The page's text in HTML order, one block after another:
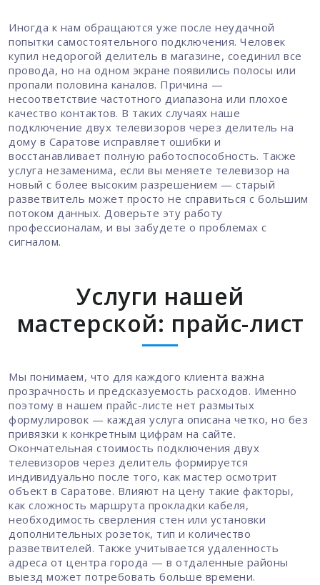
Иногда к нам обращаются уже после неудачной
попытки самостоятельного подключения. Человек
купил недорогой делитель в магазине, соединил все
провода, но на одном экране появились полосы или
пропали половина каналов. Причина —
несоответствие частотного диапазона или плохое
качество контактов. В таких случаях наше
подключение двух телевизоров через делитель на
дому в Саратове исправляет ошибки и
восстанавливает полную работоспособность. Также
услуга незаменима, если вы меняете телевизор на
новый с более высоким разрешением — старый
разветвитель может просто не справиться с большим
потоком данных. Доверьте эту работу
профессионалам, и вы забудете о проблемах с
сигналом.
Услуги нашей
мастерской: прайс-лист
Мы понимаем, что для каждого клиента важна
прозрачность и предсказуемость расходов. Именно
поэтому в нашем прайс-листе нет размытых
формулировок — каждая услуга описана четко, но без
привязки к конкретным цифрам на сайте.
Окончательная стоимость подключения двух
телевизоров через делитель формируется
индивидуально после того, как мастер осмотрит
объект в Саратове. Влияют на цену такие факторы,
как сложность маршрута прокладки кабеля,
необходимость сверления стен или установки
дополнительных розеток, тип и количество
разветвителей. Также учитывается удаленность
адреса от центра города — в отдаленные районы
выезд может потребовать больше времени.